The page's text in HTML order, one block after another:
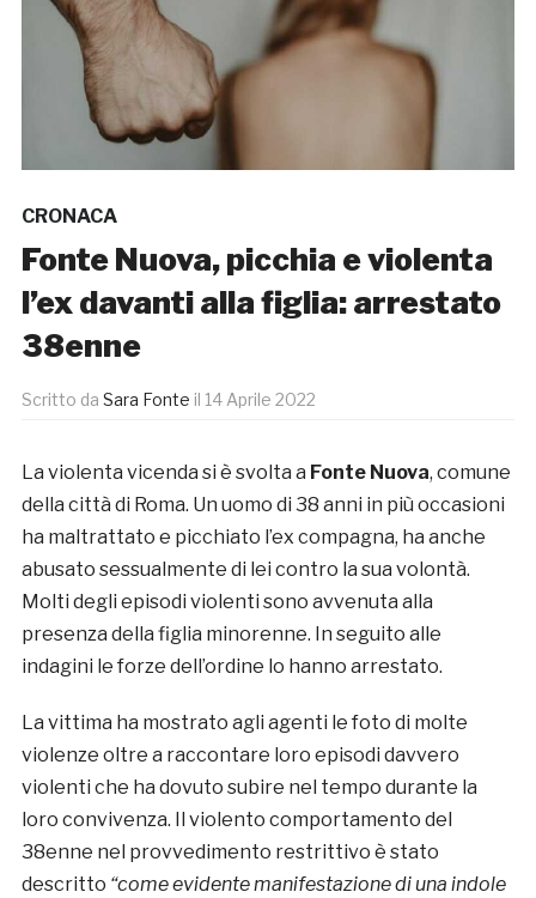
CRONACA
Fonte Nuova, picchia e violenta
l’ex davanti alla figlia: arrestato
38enne
Scritto da Sara Fonte il 14 Aprile 2022
La violenta vicenda si è svolta a Fonte Nuova, comune
della città di Roma. Un uomo di 38 anni in più occasioni
ha maltrattato e picchiato l’ex compagna, ha anche
abusato sessualmente di lei contro la sua volontà.
Molti degli episodi violenti sono avvenuta alla
presenza della figlia minorenne. In seguito alle
indagini le forze dell’ordine lo hanno arrestato.
La vittima ha mostrato agli agenti le foto di molte
violenze oltre a raccontare loro episodi davvero
violenti che ha dovuto subire nel tempo durante la
loro convivenza. Il violento comportamento del
38enne nel provvedimento restrittivo è stato
descritto “come evidente manifestazione di una indole